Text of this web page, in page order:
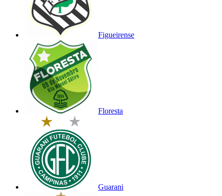
Figueirense
Floresta
Guarani